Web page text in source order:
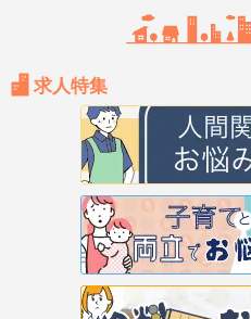
求人特集